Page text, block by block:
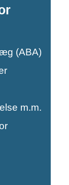
(ABA)
m.m.